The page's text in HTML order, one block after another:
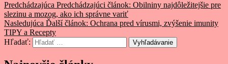
Predchádzajúca Predchádzajúci článok: Obilniny najdôležitejšie pre
slezinu a mozog, ako ich správne variť
Nasledujúca Ďalší článok: Ochrana pred vírusmi, zvýšenie imunity
TIPY a Recepty
Hľadať:
Vyhľadávanie